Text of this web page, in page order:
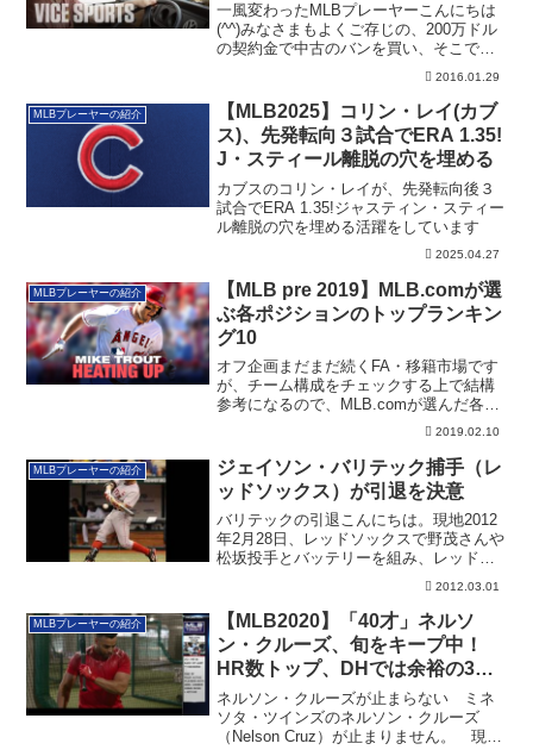
一風変わったMLBプレーヤーこんにちは
(^^)みなさまもよくご存じの、200万ドル
の契約金で中古のバンを買い、そこで寝
2016.01.29
MLBプレーヤーの紹介
【MLB2025】コリン・レイ(カブ
ス)、先発転向３試合でERA 1.35!
J・スティール離脱の穴を埋める
カブスのコリン・レイが、先発転向後３
試合でERA 1.35!ジャスティン・スティー
ル離脱の穴を埋める活躍をしています
2025.04.27
MLBプレーヤーの紹介
【MLB pre 2019】MLB.comが選
ぶ各ポジションのトップランキン
グ10
オフ企画まだまだ続くFA・移籍市場です
が、チーム構成をチェックする上で結構
参考になるので、MLB.comが選んだ各ポ
2019.02.10
MLBプレーヤーの紹介
ジェイソン・バリテック捕手（レ
ッドソックス）が引退を決意
バリテックの引退こんにちは。現地2012
年2月28日、レッドソックスで野茂さんや
松坂投手とバッテリーを組み、レッドソ
2012.03.01
MLBプレーヤーの紹介
【MLB2020】「40才」ネルソ
ン・クルーズ、旬をキープ中！
HR数トップ、DHでは余裕の3
冠！
ネルソン・クルーズが止まらない ミネ
ソタ・ツインズのネルソン・クルーズ
（Nelson Cruz）が止まりません。 現地